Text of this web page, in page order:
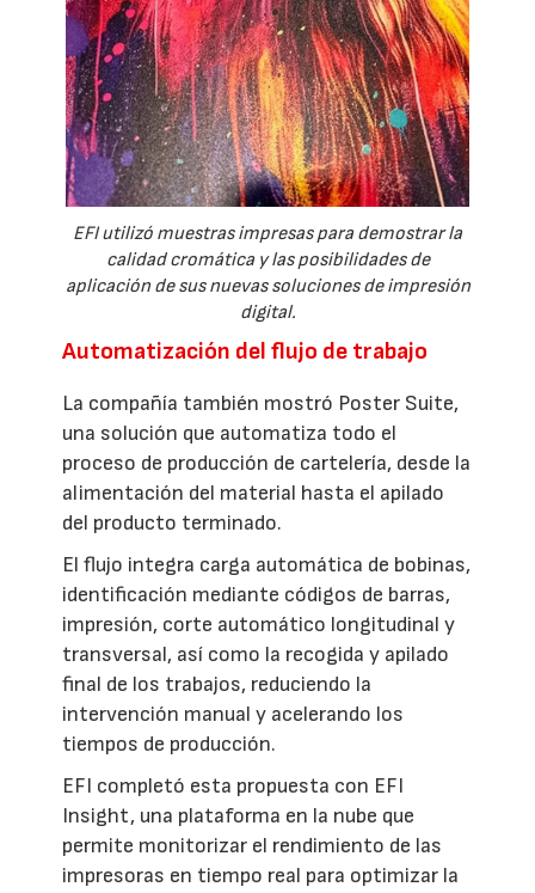
EFI utilizó muestras impresas para demostrar la
calidad cromática y las posibilidades de
aplicación de sus nuevas soluciones de impresión
digital.
Automatización del flujo de trabajo
La compañía también mostró Poster Suite,
una solución que automatiza todo el
proceso de producción de cartelería, desde la
alimentación del material hasta el apilado
del producto terminado.
El flujo integra carga automática de bobinas,
identificación mediante códigos de barras,
impresión, corte automático longitudinal y
transversal, así como la recogida y apilado
final de los trabajos, reduciendo la
intervención manual y acelerando los
tiempos de producción.
EFI completó esta propuesta con EFI
Insight, una plataforma en la nube que
permite monitorizar el rendimiento de las
impresoras en tiempo real para optimizar la